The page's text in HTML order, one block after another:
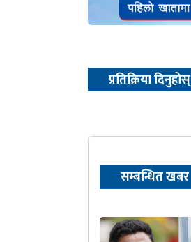
प्रतिक्रिया दिनुहोस्
सम्बन्धित खबर